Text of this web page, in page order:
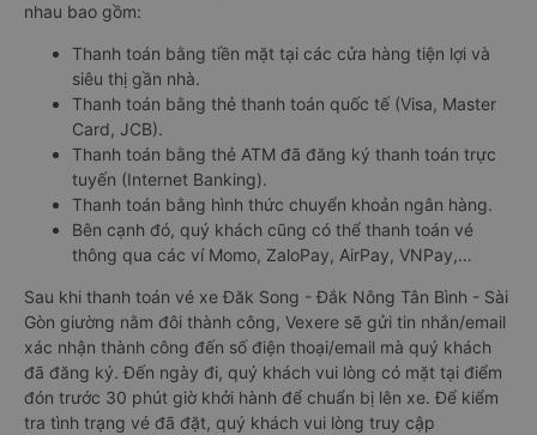
nhau bao gồm:
Thanh toán bằng tiền mặt tại các cửa hàng tiện lợi và
siêu thị gần nhà.
Thanh toán bằng thẻ thanh toán quốc tế (Visa, Master
Card, JCB).
Thanh toán bằng thẻ ATM đã đăng ký thanh toán trực
tuyến (Internet Banking).
Thanh toán bằng hình thức chuyển khoản ngân hàng.
Bên cạnh đó, quý khách cũng có thể thanh toán vé
thông qua các ví Momo, ZaloPay, AirPay, VNPay,…
Sau khi thanh toán vé xe Đăk Song - Đắk Nông Tân Bình - Sài
Gòn giường nằm đôi thành công, Vexere sẽ gửi tin nhắn/email
xác nhận thành công đến số điện thoại/email mà quý khách
đã đăng ký. Đến ngày đi, quý khách vui lòng có mặt tại điểm
đón trước 30 phút giờ khởi hành để chuẩn bị lên xe. Để kiểm
tra tình trạng vé đã đặt, quý khách vui lòng truy cập